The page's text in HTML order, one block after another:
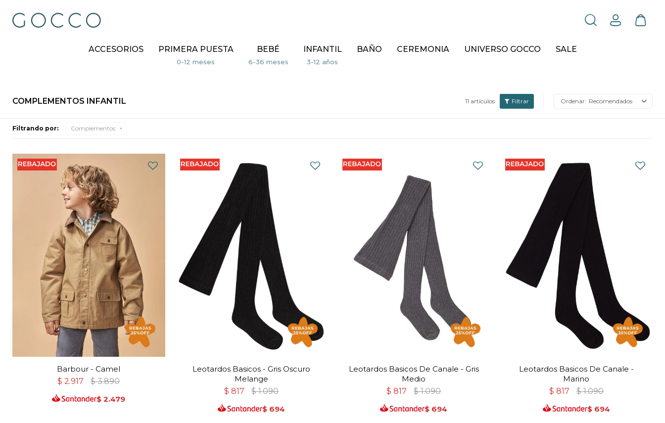
ACCESORIOS PRIMERA PUESTA BEBÉ INFANTIL BAÑO CEREMONIA UNIVERSO GOCCO SALE
COMPLEMENTOS INFANTIL 11 artículos Recomendados
Filtrando por: Complementos
Barbour - Camel
$ 2.917 $ 3.890
$ 2.479
Leotardos Basicos - Gris Oscuro
Melange
$ 817 $ 1.090
$ 694
Leotardos Basicos De Canale - Gris
Medio
$ 817 $ 1.090
$ 694
Leotardos Basicos De Canale -
Marino
$ 817 $ 1.090
$ 694